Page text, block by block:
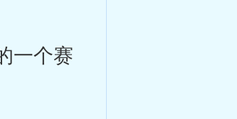
一个赛